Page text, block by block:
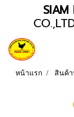
SIAM
หน้าแรก สินค้